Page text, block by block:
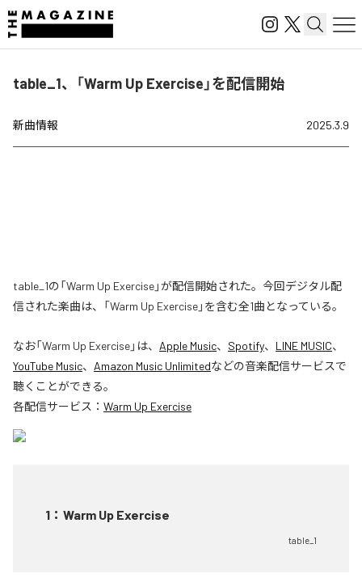
table_1、「Warm Up Exercise」を配信開始
新曲情報 2025.3.9
table_1の「Warm Up Exercise」が配信開始された。今回デジタル配
信された楽曲は、「Warm Up Exercise」を含む全1曲となっている。
なお「Warm Up Exercise」は、 Apple Music、 Spotify、 LINE MUSIC、
YouTube Music、 Amazon Music Unlimitedなどの音楽配信サービスで
聴くことができる。
各配信サービス： Warm Up Exercise
1 ： Warm Up Exercise
table_1